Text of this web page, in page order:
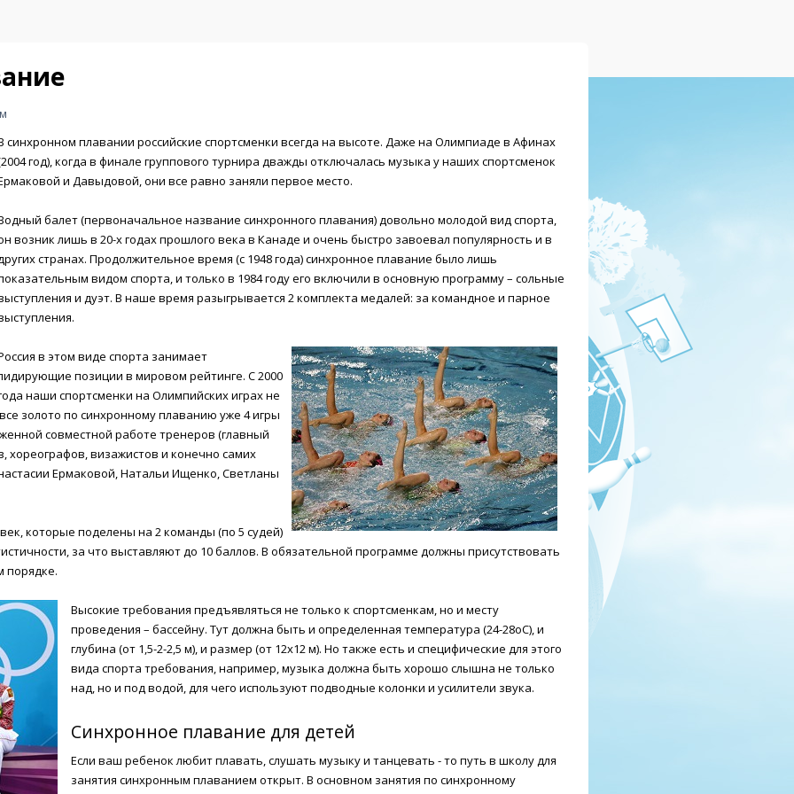
синхронном плавании российские спортсменки всегда на высоте. Даже на Олимпиаде в Афинах
год), когда в финале группового турнира дважды отключалась музыка у наших спортсменок
и Давыдовой, они все равно заняли первое место.
балет (первоначальное название синхронного плавания) довольно молодой вид спорта,
возник лишь в 20-х годах прошлого века в Канаде и очень быстро завоевал популярность и в
странах. Продолжительное время (с 1948 года) синхронное плавание было лишь
видом спорта, и только в 1984 году его включили в основную программу – сольные
и дуэт. В наше время разыгрывается 2 комплекта медалей: за командное и парное
в этом виде спорта занимает
позиции в мировом рейтинге. С 2000
наши спортсменки на Олимпийских играх не
золото по синхронному плаванию уже 4 игры
совместной работе тренеров (главный
хореографов, визажистов и конечно самих
Ермаковой, Натальи Ищенко, Светланы
которые поделены на 2 команды (по 5 судей)
за что выставляют до 10 баллов. В обязательной программе должны присутствовать
порядке.
Высокие требования предъявляться не только к спортсменкам, но и месту
проведения – бассейну. Тут должна быть и определенная температура (24-28оС), и
глубина (от 1,5-2-2,5 м), и размер (от 12х12 м). Но также есть и специфические для этого
вида спорта требования, например, музыка должна быть хорошо слышна не только
над, но и под водой, для чего используют подводные колонки и усилители звука.
Синхронное плавание для детей
Если ваш ребенок любит плавать, слушать музыку и танцевать - то путь в школу для
занятия синхронным плаванием открыт. В основном занятия по синхронному